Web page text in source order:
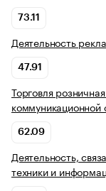
73.11
Деятельность
47.91
Торговля
коммуникационной
62.09
Деятельность,
техники и